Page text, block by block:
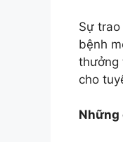
Sự
bệnh
thưởng
cho
Những